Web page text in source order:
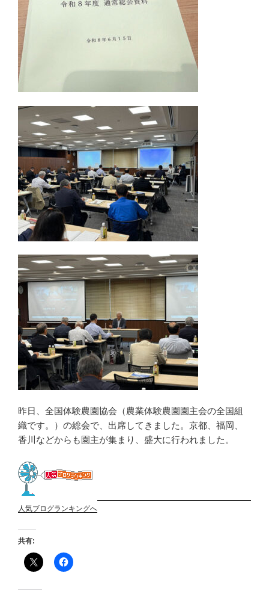
昨日、全国体験農園協会（農業体験農園園主会の全国組
織です。）の総会で、出席してきました。京都、福岡、
香川などからも園主が集まり、盛大に行われました。
人気ブログランキングへ
共有: